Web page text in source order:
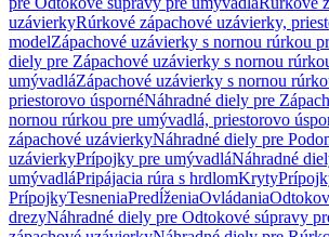
uzávierkyRúrkové zápachové uzávierky,
modelZápachové uzávierky s nornou rúrkou
diely pre Zápachové uzávierky s nornou
umývadláZápachové uzávierky s nornou
priestorovo úspornéNáhradné diely pre
nornou rúrkou pre umývadlá, priestorovo
zápachové uzávierkyNáhradné diely pre
uzávierkyPrípojky pre umývadláNáhradné
umývadláPripájacia rúra s hrdlomKryty
PrípojkyTesneniaPredĺženiaOvládania
drezyNáhradné diely pre Odtokové súpravy